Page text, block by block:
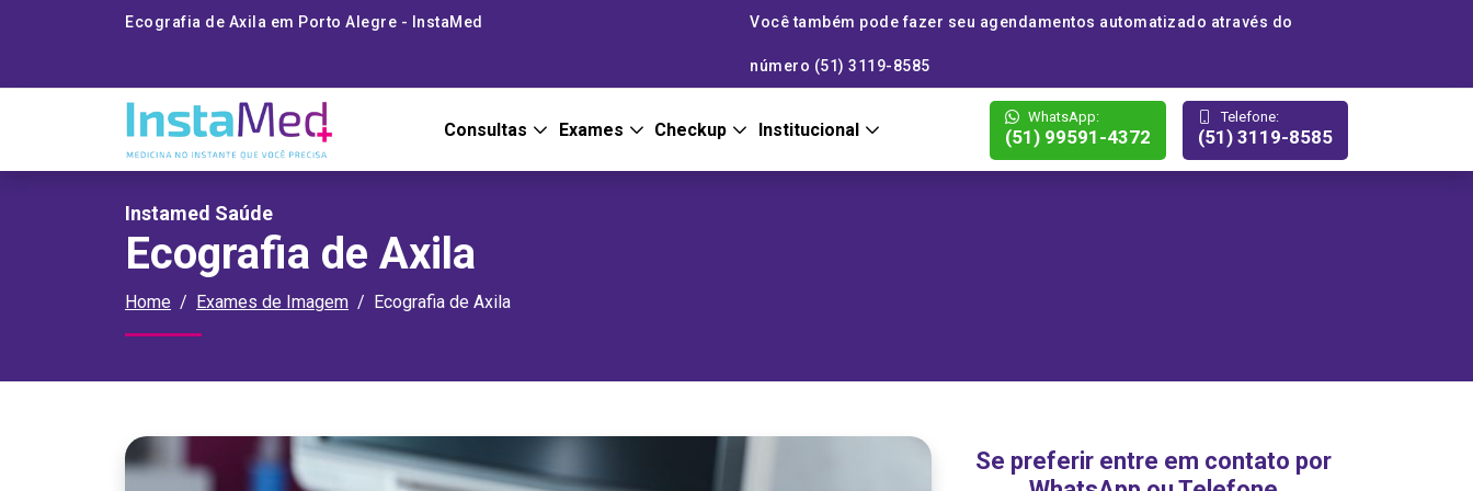
Ecografia de Axila em Porto Alegre - InstaMed Você também pode fazer seu agendamentos automatizado através do
número (51) 3119-8585
WhatsApp:
(51) 99591-4372
Telefone:
(51) 3119-8585
Consultas Exames Checkup Institucional
Instamed Saúde
Ecografia de Axila
Home Exames de Imagem Ecografia de Axila
Se preferir entre em contato por